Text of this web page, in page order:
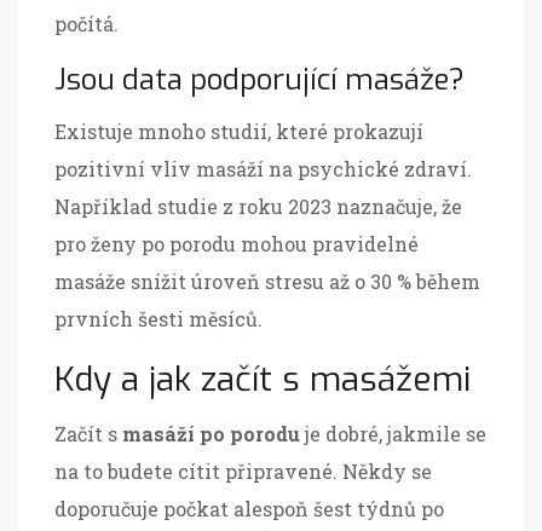
počítá.
Jsou data podporující masáže?
Existuje mnoho studií, které prokazují
pozitivní vliv masáží na psychické zdraví.
Například studie z roku 2023 naznačuje, že
pro ženy po porodu mohou pravidelné
masáže snížit úroveň stresu až o 30 % během
prvních šesti měsíců.
Kdy a jak začít s masážemi
Začít s masáží po poroduje dobré, jakmile se
na to budete cítit připravené. Někdy se
doporučuje počkat alespoň šest týdnů po